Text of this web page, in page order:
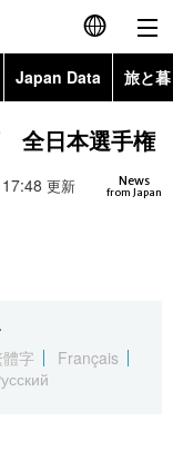
English
简体字
繁體字
العربية
Japan Data 旅と
Topics
Images
お知らせ
全日本選手権
News
from Japan
更新
字
Français